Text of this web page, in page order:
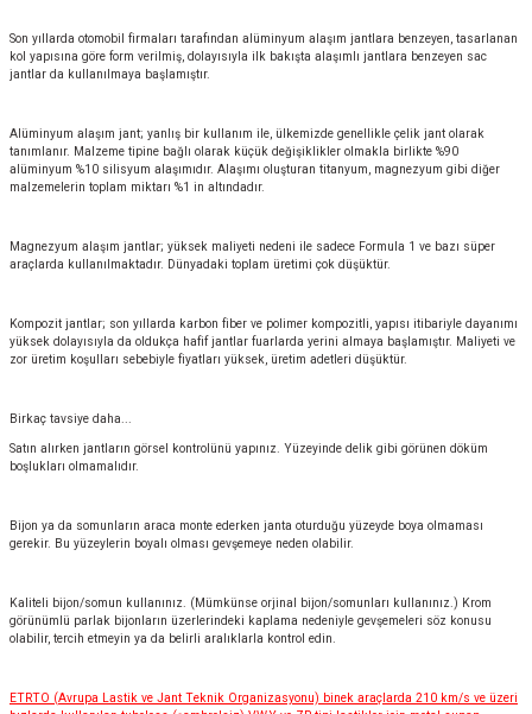
Son yıllarda otomobil firmaları tarafından alüminyum alaşım jantlara benzeyen, tasarlanan
kol yapısına göre form verilmiş, dolayısıyla ilk bakışta alaşımlı jantlara benzeyen sac
jantlar da kullanılmaya başlamıştır.
Alüminyum alaşım jant; yanlış bir kullanım ile, ülkemizde genellikle çelik jant olarak
tanımlanır. Malzeme tipine bağlı olarak küçük değişiklikler olmakla birlikte %90
alüminyum %10 silisyum alaşımıdır. Alaşımı oluşturan titanyum, magnezyum gibi diğer
malzemelerin toplam miktarı %1 in altındadır.
Magnezyum alaşım jantlar; yüksek maliyeti nedeni ile sadece Formula 1 ve bazı süper
araçlarda kullanılmaktadır. Dünyadaki toplam üretimi çok düşüktür.
Kompozit jantlar; son yıllarda karbon fiber ve polimer kompozitli, yapısı itibariyle dayanımı
yüksek dolayısıyla da oldukça hafif jantlar fuarlarda yerini almaya başlamıştır. Maliyeti ve
zor üretim koşulları sebebiyle fiyatları yüksek, üretim adetleri düşüktür.
Birkaç tavsiye daha...
Satın alırken jantların görsel kontrolünü yapınız. Yüzeyinde delik gibi görünen döküm
boşlukları olmamalıdır.
Bijon ya da somunların araca monte ederken janta oturduğu yüzeyde boya olmaması
gerekir. Bu yüzeylerin boyalı olması gevşemeye neden olabilir.
Kaliteli bijon/somun kullanınız. (Mümkünse orjinal bijon/somunları kullanınız.) Krom
görünümlü parlak bijonların üzerlerindeki kaplama nedeniyle gevşemeleri söz konusu
olabilir, tercih etmeyin ya da belirli aralıklarla kontrol edin.
ETRTO (Avrupa Lastik ve Jant Teknik Organizasyonu) binek araçlarda 210 km/s ve üzeri